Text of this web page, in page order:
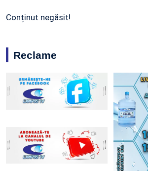
Conținut negăsit!
Reclame